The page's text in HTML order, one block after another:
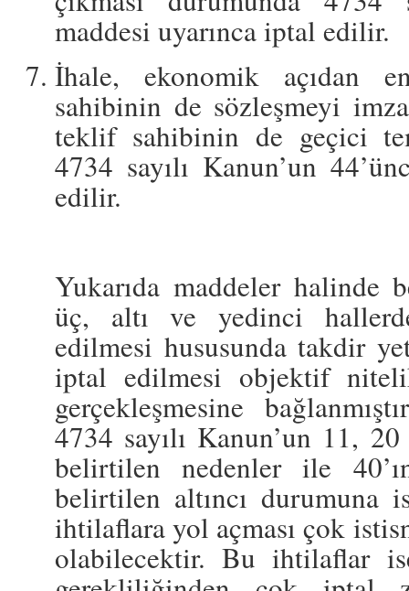
maddesi uyarınca iptal edilir.
İhale, ekonomik açıdan
sahibinin de sözleşmeyi
teklif sahibinin de geçici
4734 sayılı Kanun’un
edilir.
Yukarıda maddeler halinde
üç, altı ve yedinci
edilmesi hususunda takdir
iptal edilmesi objektif
gerçekleşmesine
4734 sayılı Kanun’un 11,
belirtilen nedenler ile
belirtilen altıncı durumuna
ihtilaflara yol açması çok
olabilecektir. Bu ihtilaflar